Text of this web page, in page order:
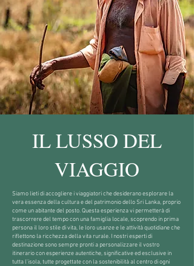
IL LUSSO DEL
VIAGGIO
Siamo lieti di accogliere i viaggiatori che desiderano esplorare la
vera essenza della cultura e del patrimonio dello Sri Lanka, proprio
come un abitante del posto. Questa esperienza vi permetterà di
trascorrere del tempo con una famiglia locale, scoprendo in prima
persona il loro stile di vita, le loro usanze e le attività quotidiane che
riflettono la ricchezza della vita rurale. I nostri esperti di
destinazione sono sempre pronti a personalizzare il vostro
itinerario con esperienze autentiche, significative ed esclusive in
tutta l'isola, tutte progettate con la sostenibilità al centro di ogni